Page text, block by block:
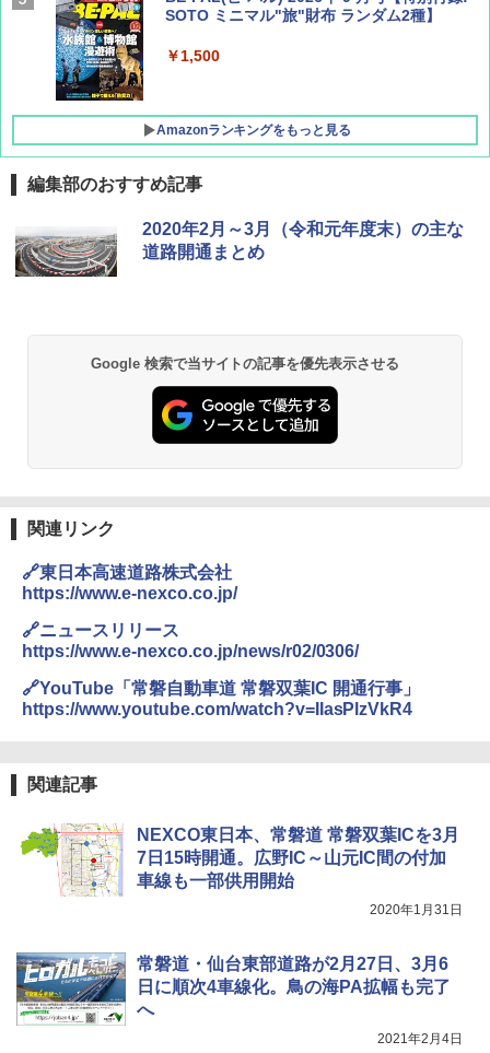
SOTO ミニマル"旅"財布 ランダム2種】
￥1,500
Amazonランキングをもっと見る
D40 地球の歩き方 チェンマイ タイ北部の魅
力的な町 2026～2027 地球の歩き方D アジア
A09 地球の歩き方 イタリア 2026～2027 地
球の歩き方A ヨーロッパ
￥2,479
￥2,277
地球の歩き方 スター・ウォーズ
￥2,695
￥1,540
[キャンパーズコレクション 山善] ポップアッ
プテント 傘みたいに広げて畳める パッとサ
ッとサンシェード キューブ フルクローズ メ
￥6,832
PYKES PEAK (パイクスピーク) 着替えテン
ト プライバシー テント 【中が透けない】 1
人用 折りたたみ 防災グッズ 災害用トイレ ビ
易 トイレテント (オリーブ)
ENDLESS BASE 《めざましテレビで紹介》
テント ワンタッチ RENEW 幅200 2-3人用 43
￥5,499
[キャンパーズコレクション 山善] 傘みたいに
￥8,991
Coleman(コールマン) ツーリングドーム/LD
X 2人用 3人用 キャンプ アウトドア フェス
￥20,718
GRANDOOR ステンレス保冷剤 2個セット 2
026リニューアル 急速冷凍 空間倍増 衛生的
コンパクト 保冷力長持ち
ポインターライト 強力 小型 緑色/赤色/青紫色
可能 安全ロック付き 高安全性 金属製耐久 コ
ンパクト多機能設計 持ち運び便利 アウトド
ア/オフィス/教育現場/展示会用 緑
￥1,180
防水 UVカット 4段階高さ調整 軽量 収納袋付
き
￥6,459
熊撃退スプレー 熊よけスプレー 熊スプレー
【日本企業販売】超強力クマ対策スプレー 30
送
￥3,680
ッズ 6種類のライトモード 防災 吊り下げ 折
り畳み式 キャンプソーラーライト防災 停電
編集部のおすすめ記事
2020年2月～3月（令和元年度末）の主な
道路開通まとめ
Google 検索で当サイトの記事を優先表示させる
関連リンク
🔗東日本高速道路株式会社
https://www.e-nexco.co.jp/
🔗ニュースリリース
https://www.e-nexco.co.jp/news/r02/0306/
🔗YouTube「常磐自動車道 常磐双葉IC 開通行事」
https://www.youtube.com/watch?v=IIasPlzVkR4
関連記事
NEXCO東日本、常磐道 常磐双葉ICを3月
7日15時開通。広野IC～山元IC間の付加
車線も一部供用開始
2020年1月31日
常磐道・仙台東部道路が2月27日、3月6
日に順次4車線化。鳥の海PA拡幅も完了
へ
2021年2月4日